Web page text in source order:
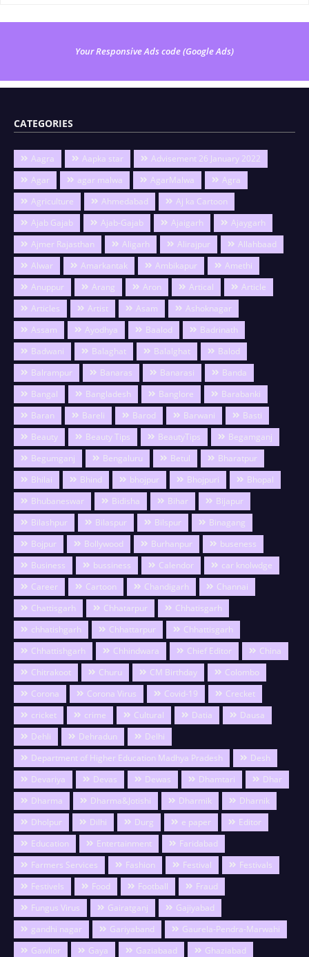
Your Responsive Ads code (Google Ads)
CATEGORIES
Aagra Aapka star
Advisement 26 January 2022
Agar
agar malwa AgarMalwa
Agra
Agriculture
Ahmedabad
Aj ka Cartoon
Ajab Gajab
Ajab-Gajab Ajaigarh
Ajaygarh
Ajmer Rajasthan
Aligarh Alirajpur
Allahbaad
Alwar
Amarkantak Ambikapur
Amethi
Anuppur
Arang Aron Artical
Article
Articles
Artist Asam
Ashoknagar
Assam
Ayodhya Baalod
Badrinath
Badwani
Balaghat Balalghat
Balod
Balrampur
Banaras Banarasi
Banda
Bangal
Bangladesh Banglore
Barabanki
Baran
Bareli Barod Barwani
Basti
Beauty
Beauty Tips BeautyTips
Begamganj
Begumganj
Bengaluru Betul
Bharatpur
Bhilai
Bhind bhojpur Bhojpuri
Bhopal
Bhubaneswar
Bidisha Bihar
Bijapur
Bilashpur
Bilaspur Bilspur
Binagang
Bojpur
Bollywood Burhanpur
buseness
Business
bussiness Calendor
car knolwdge
Career
Cartoon Chandigarh
Channai
Chattisgarh
Chhatarpur
Chhatisgarh
chhatishgarh
Chhattarpur
Chhattisgarh
Chhattishgarh
Chhindwara Chief Editor
China
Chitrakoot
Churu CM Birthday
Colombo
Corona
Corona Virus Covid-19
Crecket
cricket
crime Cultural Datia
Dausa
Dehli
Dehradun
Delhi
Department of Higher Education Madhya Pradesh
Desh
Devariya
Devas Dewas Dhamtari
Dhar
Dharma
Dharma&Jotishi Dharmik
Dharnik
Dholpur
Dilhi Durg e paper
Editor
Education
Entertainment
Faridabad
Farmers Services
Fashion Festival
Festivals
Festivels
Food Football
Fraud
Fungus Virus
Gairatganj
Gajiyabad
gandhi nagar
Gariyaband
Gaurela-Pendra-Marwahi
Gawlior
Gaya Gaziabaad
Ghaziabad